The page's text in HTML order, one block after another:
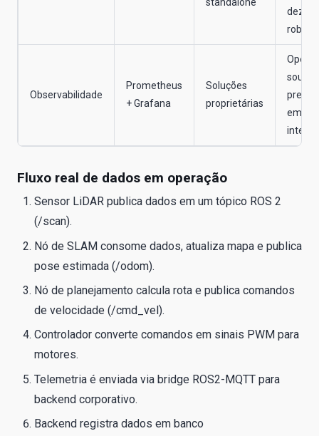
standalone
robôs
Observabilidade
Prometheus
+ Grafana
Soluções
proprietárias
Open-
source
em
Fluxo real de dados em operação
Sensor LiDAR publica dados em um tópico ROS 2
(/scan).
Nó de SLAM consome dados, atualiza mapa e publica
pose estimada (/odom).
Nó de planejamento calcula rota e publica comandos
de velocidade (/cmd_vel).
Controlador converte comandos em sinais PWM para
motores.
Telemetria é enviada via bridge ROS2-MQTT para
backend corporativo.
Backend registra dados em banco